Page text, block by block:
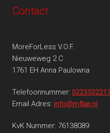
Contact
MoreForLess V.O.F.
Nieuweweg 2 C
1761 EH Anna Paulowna
Telefoonnummer: 0223532211
Email Adres: info@mflap.nl
KvK Nummer: 76138089